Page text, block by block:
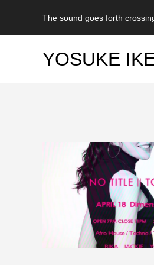
The sound goes forth
YOSUKE